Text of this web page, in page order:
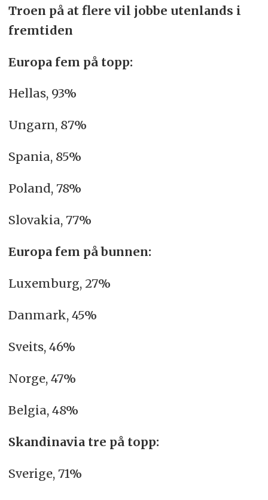
Troen på at flere vil jobbe utenlands i
fremtiden
Europa fem på topp:
Hellas, 93%
Ungarn, 87%
Spania, 85%
Poland, 78%
Slovakia, 77%
Europa fem på bunnen:
Luxemburg, 27%
Danmark, 45%
Sveits, 46%
Norge, 47%
Belgia, 48%
Skandinavia tre på topp:
Sverige, 71%